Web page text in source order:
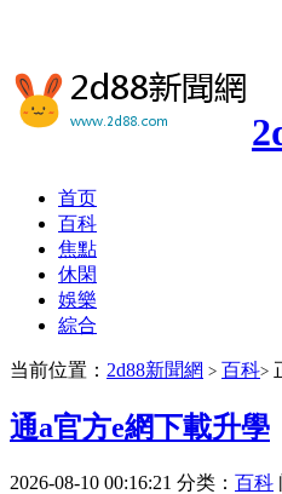
首页
百科
焦點
休閑
娛樂
綜合
当前位置： 2d88新聞網 > 百科>
通a官方e網下載升學
2026-08-10 00:16:21 分类： 百科